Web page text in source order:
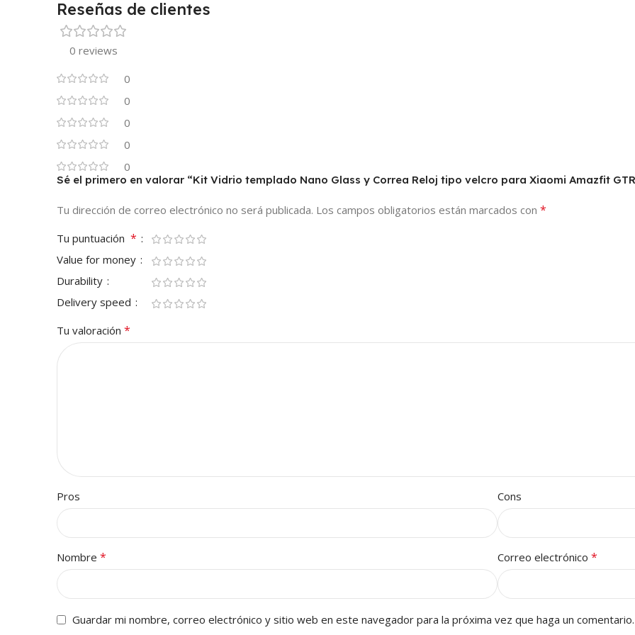
Reseñas de clientes
0 reviews
0
0
0
0
0
Sé el primero en valorar “Kit Vidrio templado Nano Glass y Correa Reloj tipo velcro para Xiaomi Amazfit
Tu dirección de correo electrónico no será publicada. Los campos obligatorios están marcados con *
Tu puntuación *
Value for money
Durability
Delivery speed
Tu valoración *
Pros Cons
Nombre * Correo electrónico *
Guardar mi nombre, correo electrónico y sitio web en este navegador para la próxima vez que haga un comentario.